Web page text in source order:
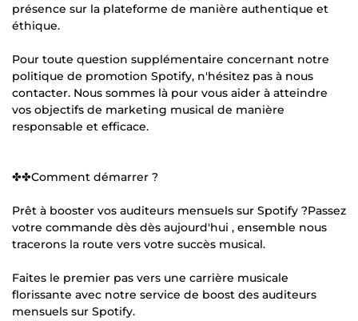
présence sur la plateforme de manière authentique et
éthique.
Pour toute question supplémentaire concernant notre
politique de promotion Spotify, n'hésitez pas à nous
contacter. Nous sommes là pour vous aider à atteindre
vos objectifs de marketing musical de manière
responsable et efficace.
✤✤Comment démarrer ?
Prêt à booster vos auditeurs mensuels sur Spotify ?Passez
votre commande dès dès aujourd'hui , ensemble nous
tracerons la route vers votre succès musical.
Faites le premier pas vers une carrière musicale
florissante avec notre service de boost des auditeurs
mensuels sur Spotify.